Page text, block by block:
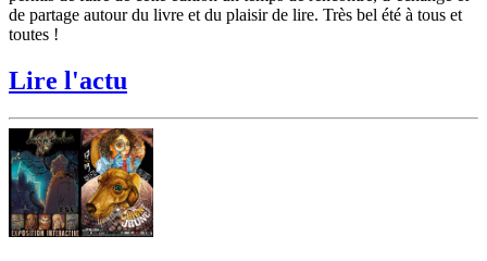
de partage autour du livre et du plaisir de lire. Très bel été à tous et
toutes !
Lire l'actu